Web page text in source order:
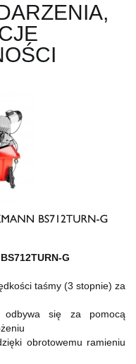
G
taśmy (3 stopnie) za
odbywa się za pomocą
obrotowemu ramieniu